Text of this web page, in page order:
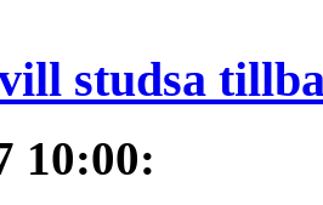
studsa
10:00: